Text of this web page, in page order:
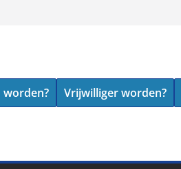
worden? Vrijwilliger worden?